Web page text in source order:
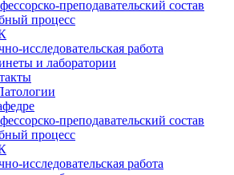
преподавательский состав
процесс
исследовательская работа
и лаборатории
преподавательский состав
процесс
исследовательская работа